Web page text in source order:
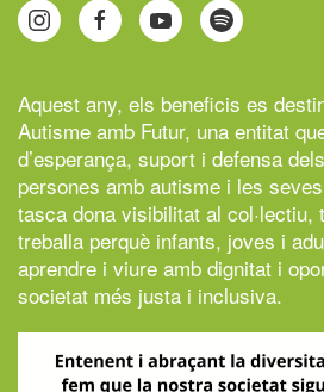
Aquest any, els beneficis es
Autisme amb Futur, una entitat
d’esperança, suport i defensa
persones amb autisme i les
tasca dona visibilitat al col·lectiu,
treballa perquè infants, joves i
aprendre i viure amb dignitat i
societat més justa i inclusiva.